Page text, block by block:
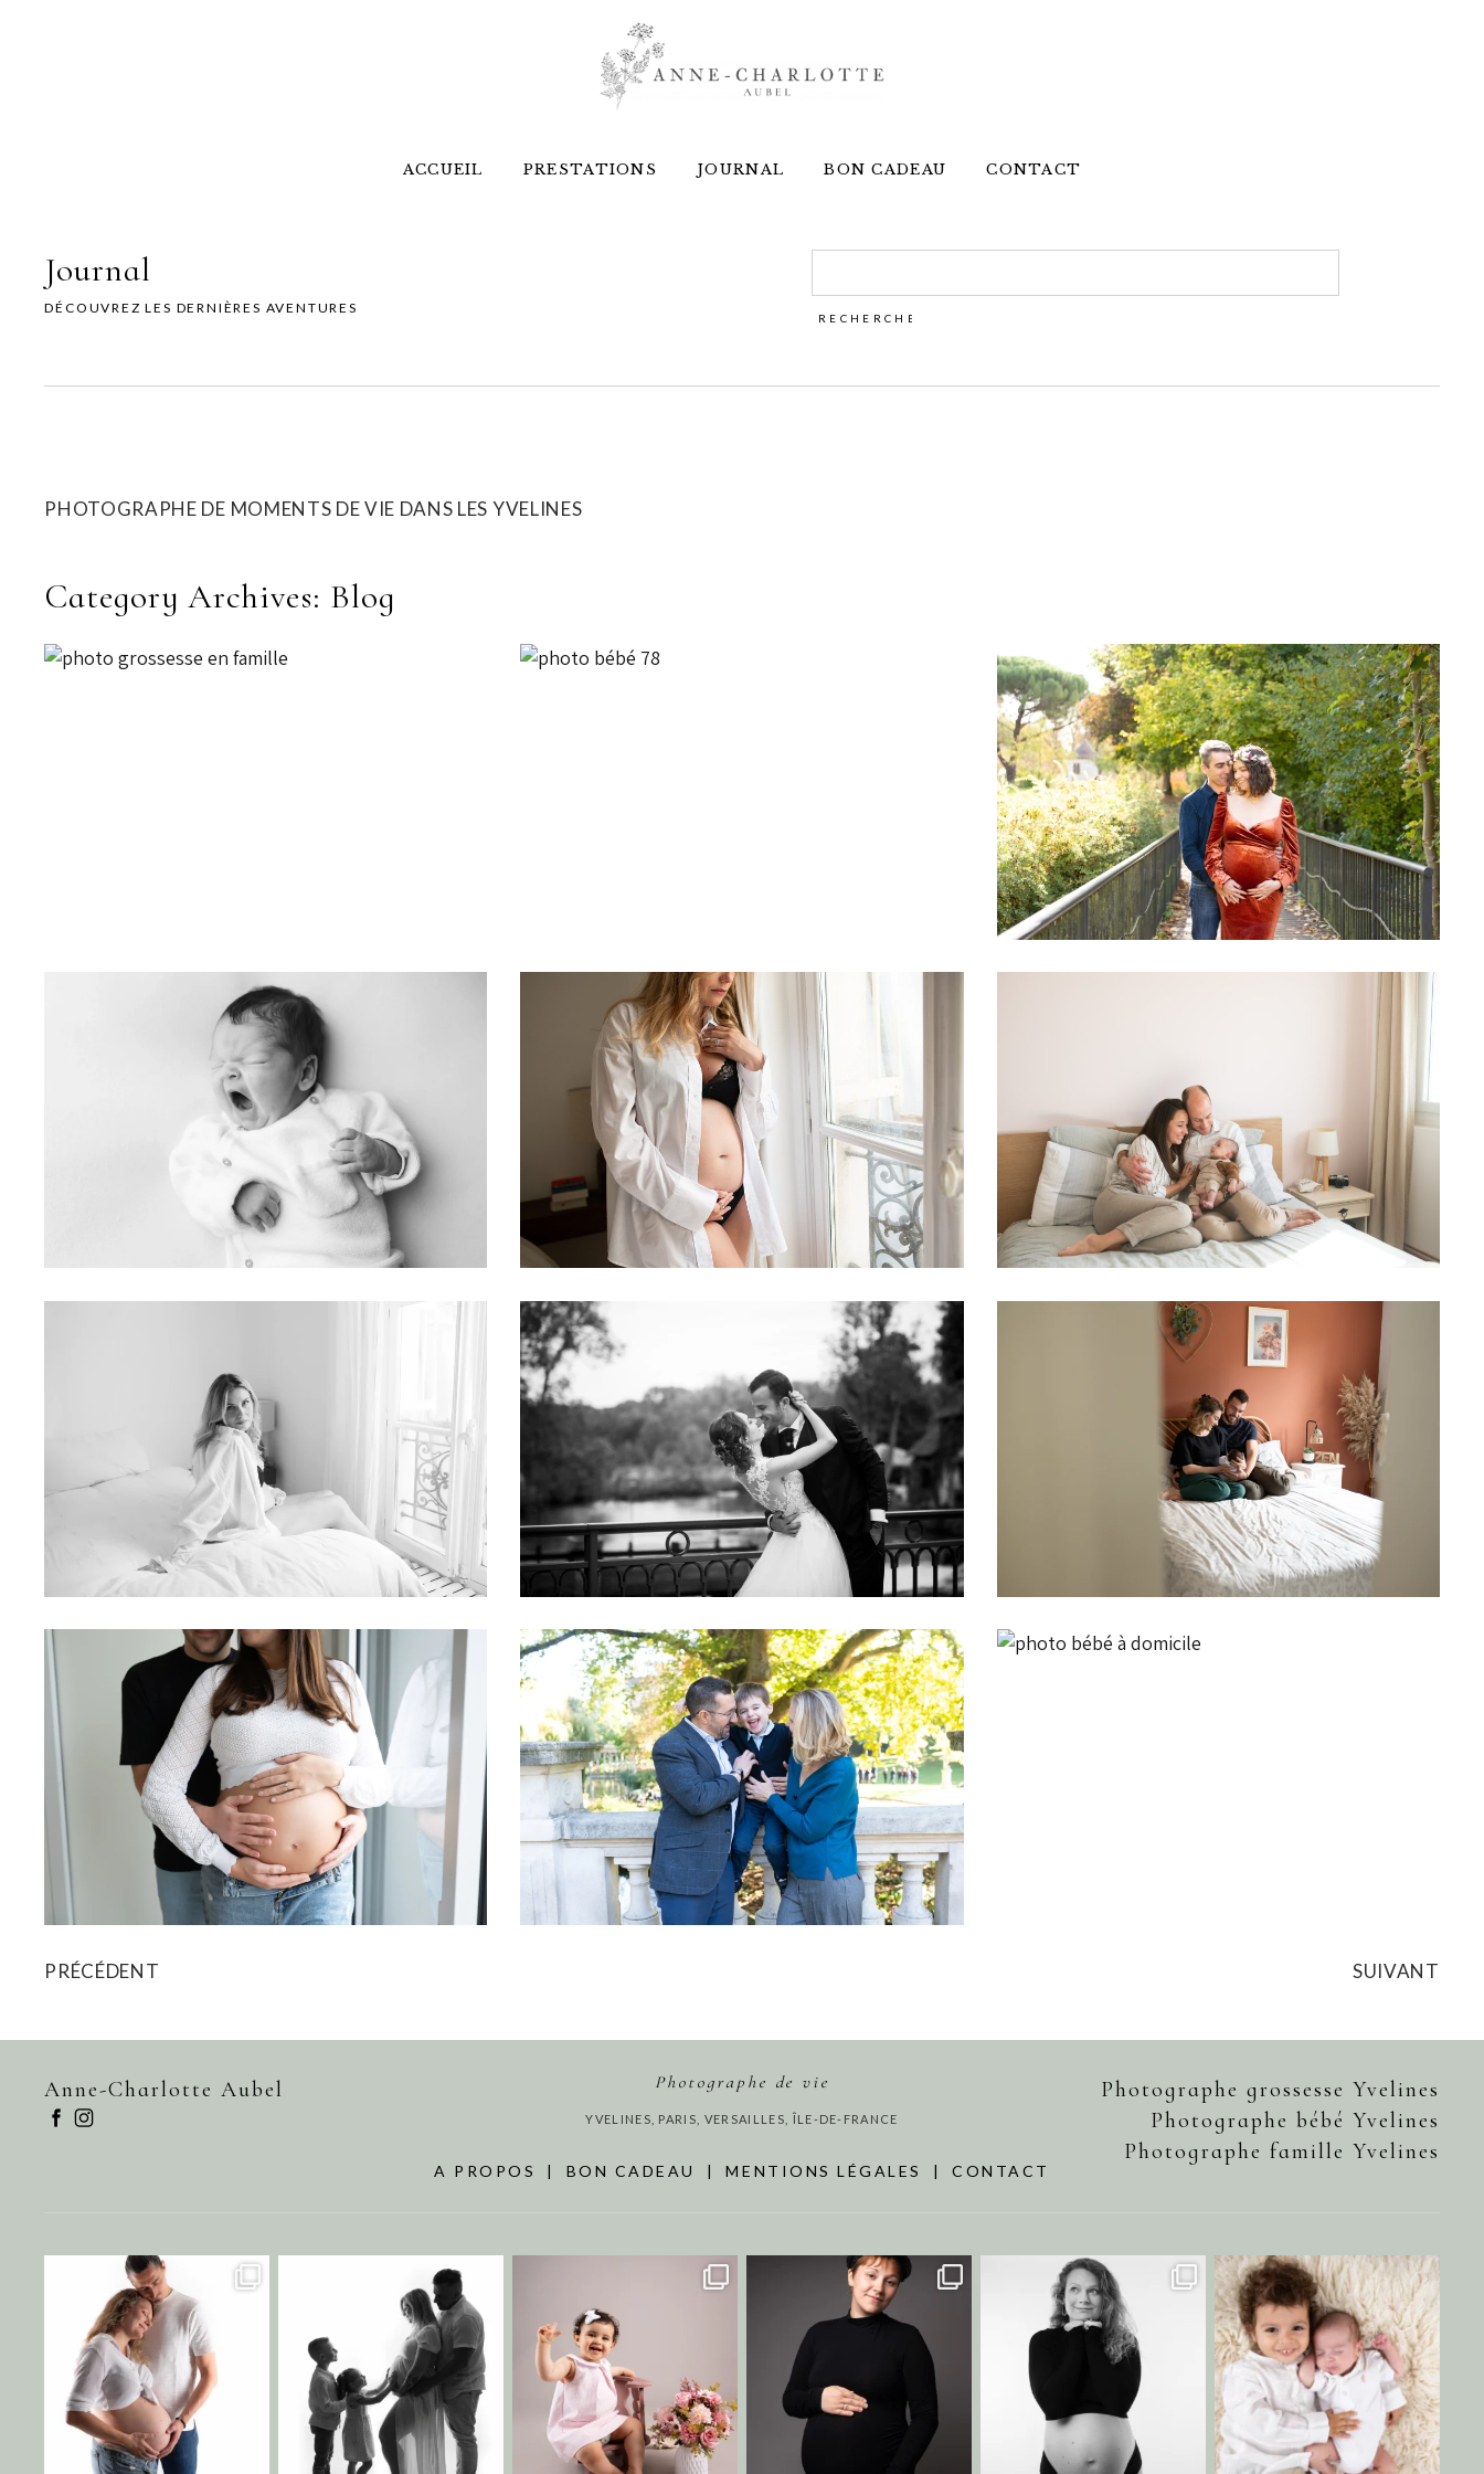
ACCUEIL PRESTATIONS JOURNAL BON CADEAU CONTACT
Journal
DÉCOUVREZ LES DERNIÈRES AVENTURES
PHOTOGRAPHE DE MOMENTS DE VIE DANS LES YVELINES
Category Archives: Blog
TOP 8 LIEUX SHOOTING
GROSSESSE EXTÉRIEUR
YVELINES | A-C AUBEL
SÉCURITÉ SÉANCE PHOTO
NOUVEAU-NÉ | ANNE-
CHARLOTTE AUBEL
10 IDÉES DE TENUE POUR
VOTRE SHOOTING GROSSESSE |
A-C AUBEL
IDÉAL EXPLIQUÉ
QUAND FAIRE SON SHOOTING
GROSSESSE ? LE GUIDE
COMPLET
TOP 15 LIEUX DE MARIAGE
CHAMPÊTRE YVELINES | ANNE-
CHARLOTTE A.
SÉANCE PHOTO BÉBÉ 95
ET SI VOTRE SÉANCE PHOTO
GROSSESSE SE FAISAIT CHEZ
VOUS, DANS VOTRE COCON ?
POURQUOI FAIRE UN
SHOOTING PHOTO EN FAMILLE
EN AUTOMNE ?
PRÉCÉDENT SUIVANT
Anne-Charlotte Aubel Photographe de vie
YVELINES, PARIS, VERSAILLES, ÎLE-DE-FRANCE
A PROPOS | BON CADEAU | MENTIONS LÉGALES | CONTACT
Photographe grossesse Yvelines
Photographe bébé Yvelines
Photographe famille Yvelines
annecharlotteaubel
Août 1
annecharlotteaubel
Juil 21
annecharlotteaubel
Juil 15
annecharlotteaubel
Juil 11